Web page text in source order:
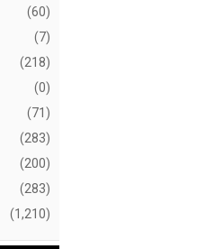
(60)
(7)
(218)
(0)
(71)
(283)
(200)
(283)
(1,210)